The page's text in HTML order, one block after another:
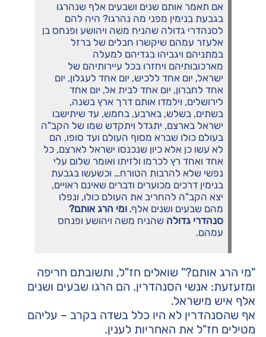
אם תאמר אותם שנים ושבעים אלף שנהרגו
בגבעת בנימין מפני מה נהרגו? היה להם
לסנהדרי גדולה שהניח משה ויהושע ופנחס בן
אלעזר עמהם שיקשרו חבלים של ברזל
במתניהם ויגביהו בגדיהם למעלה
מארכובותיהם ויחזרו בכל עיירותיהם של
ישראל, יום אחד ללכיש, יום אחד לעגלון, יום
אחד לחברון, יום אחד לבית אל, יום אחד
לירושלים, וילמדו אותם דרך ארץ בשנה,
בשתים, בשלש, בארבע, בחמש, עד שיתישבו
ישראל בארצם, יתגדל ויתקדש שמו של הקב"ה
בעולם כולו שברא מסוף העולם ועד סופו, הם
לא עשו כן אלא כיון שנכנסו ישראל לארצם, כל
אחד ואחד רץ לכרמו ולזיתו ואומר שלום עלי
נפשי שלא להרבות הטורח… וכשעשו בגבעת
בנימין דרכים מכוערים ודברים שאינם ראויים,
יצא הקב"ה להחריב את העולם כולו, ונפלו
מהם שבעים ושנים אלף. ומי הרג אותם?
סנהדרי גדולה שהניח משה ויהושע ופנחס
עמהם.
"מי הרג אותם?" שואלים חז"ל, ותשובתם חריפה
ומזעזעת: אנשי הסנהדרין. הם הרגו שבעים ושנים
אלף איש מישראל.
אף שהסנהדרין לא היו כלל בשדה בקרב – עליהם
מטילים חז"ל את האחריות לענין.